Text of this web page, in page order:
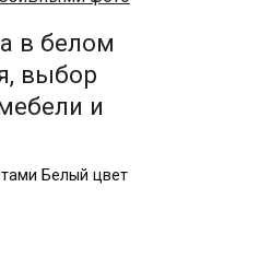
в белом
выбор
и
Белый цвет